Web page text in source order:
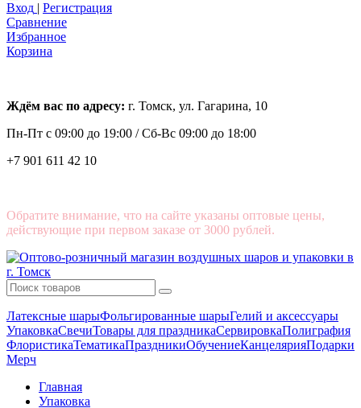
Вход | Регистрация
Сравнение
Избранное
Корзина
Ждём вас по адресу: г. Томск, ул. Гагарина, 10
Пн-Пт с 09:00 до 19:00 /Сб-Вс 09:00 до 18:00
+7 901 611 42 10
Обратите внимание, что на сайте указаны оптовые цены,
действующие при первом заказе от 3000 рублей.
Латексные шарыФольгированные шарыГелий и аксессуары
УпаковкаСвечиТовары для праздникаСервировкаПолиграфия
ФлористикаТематикаПраздникиОбучениеКанцелярияПодарки
Мерч
Главная
Упаковка